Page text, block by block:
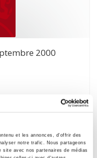
et les annonces, d'offrir des
notre trafic. Nous partageons
avec nos partenaires de médias
2000